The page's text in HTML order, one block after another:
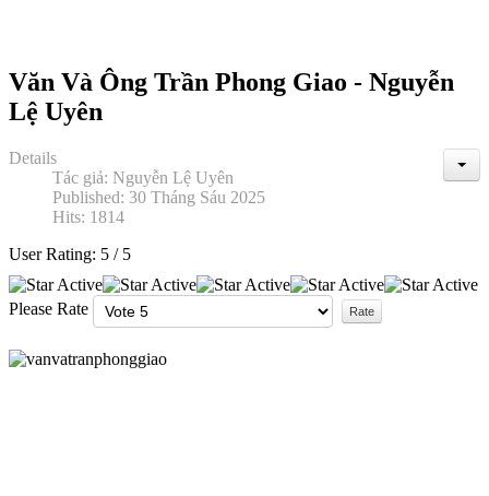
Văn Và Ông Trần Phong Giao - Nguyễn
Lệ Uyên
Details
Tác giả: Nguyễn Lệ Uyên
Published: 30 Tháng Sáu 2025
Hits: 1814
User Rating: 5 / 5
Please Rate